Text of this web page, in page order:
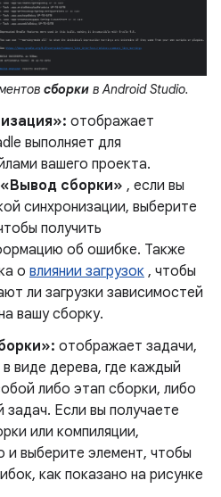
сборки в Android Studio.
отображает
выполняет для
вашего проекта.
«Вывод сборки» , если вы
синхронизации, выберите
получить
об ошибке. Также
о влиянии загрузок , чтобы
ли загрузки зависимостей
вашу сборку.
отображает задачи,
виде дерева, где каждый
либо этап сборки, либо
задач. Если вы получаете
или компиляции,
и выберите элемент, чтобы
как показано на рисунке